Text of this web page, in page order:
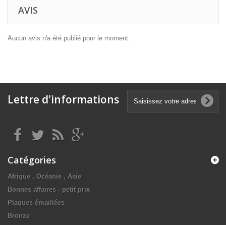
AVIS
Aucun avis n'a été publié pour le moment.
Lettre d'informations
Catégories
Afrique , Océanie , Asie
Bonnes affaires - petit prix
Plaques émaillées
Bronze